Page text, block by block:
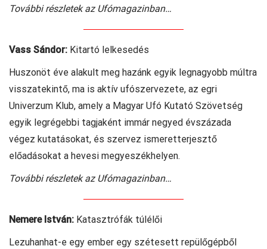
További részletek az Ufómagazinban…
Vass Sándor: Kitartó lelkesedés
Huszonöt éve alakult meg hazánk egyik legnagyobb múltra
visszatekintő, ma is aktív ufószervezete, az egri
Univerzum Klub, amely a Magyar Ufó Kutató Szövetség
egyik legrégebbi tagjaként immár negyed évszázada
végez kutatásokat, és szervez ismeretterjesztő
előadásokat a hevesi megyeszékhelyen.
További részletek az Ufómagazinban…
Nemere István: Katasztrófák túlélői
Lezuhanhat-e egy ember egy szétesett repülőgépből